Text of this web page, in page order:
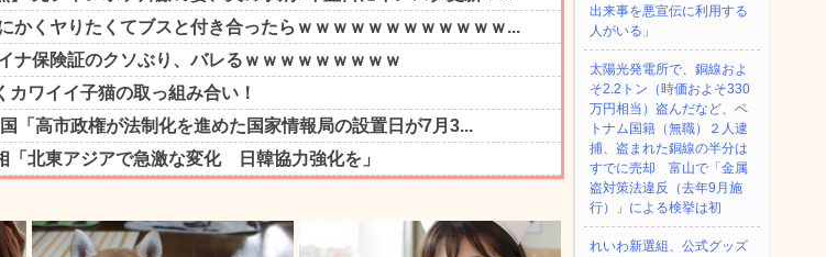
出来事を悪宣伝に利用する
人がいる」
太陽光発電所で、銅線およ
そ2.2トン（時価およそ330
万円相当）盗んだなど、ベ
トナム国籍（無職）２人逮
捕、盗まれた銅線の半分は
すでに売却 富山で「金属
盗対策法違反（去年9月施
行）」による検挙は初
れいわ新選組、公式グッズ